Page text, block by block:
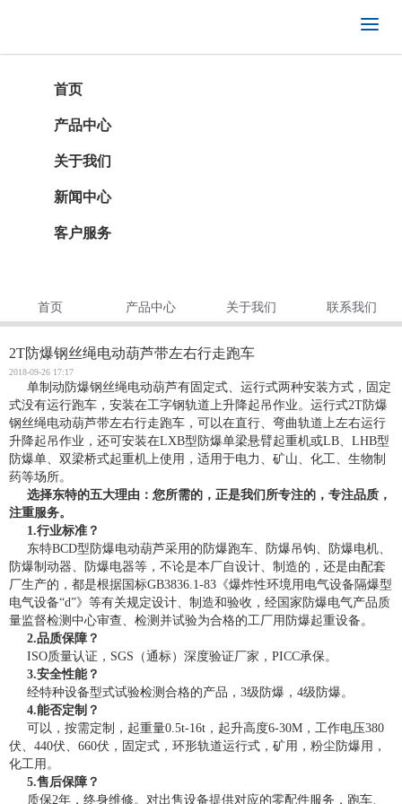
首页
产品中心
关于我们
新闻中心
客户服务
首页 产品中心 关于我们 联系我们
2T防爆钢丝绳电动葫芦带左右行走跑车
2018-09-26 17:17
单制动防爆钢丝绳电动葫芦有固定式、运行式两种安装方式，固定
式没有运行跑车，安装在工字钢轨道上升降起吊作业。运行式2T防爆
钢丝绳电动葫芦带左右行走跑车，可以在直行、弯曲轨道上左右运行
升降起吊作业，还可安装在LXB型防爆单梁悬臂起重机或LB、LHB型
防爆单、双梁桥式起重机上使用，适用于电力、矿山、化工、生物制
药等场所。
选择东特的五大理由：您所需的，正是我们所专注的，专注品质，
注重服务。
1.行业标准？
东特BCD型防爆电动葫芦采用的防爆跑车、防爆吊钩、防爆电机、
防爆制动器、防爆电器等，不论是本厂自设计、制造的，还是由配套
厂生产的，都是根据国标GB3836.1-83《爆炸性环境用电气设备隔爆型
电气设备“d”》等有关规定设计、制造和验收，经国家防爆电气产品质
量监督检测中心审查、检测并试验为合格的工厂用防爆起重设备。
2.品质保障？
ISO质量认证，SGS（通标）深度验证厂家，PICC承保。
3.安全性能？
经特种设备型式试验检测合格的产品，3级防爆，4级防爆。
4.能否定制？
可以，按需定制，起重量0.5t-16t，起升高度6-30M，工作电压380
伏、440伏、660伏，固定式，环形轨道运行式，矿用，粉尘防爆用，
化工用。
5.售后保障？
质保2年，终身维修。对出售设备提供对应的零配件服务，跑车、